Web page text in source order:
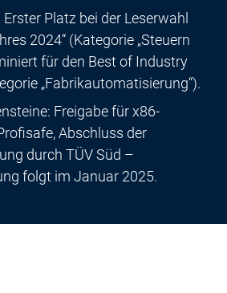
Platz bei der Leserwahl
2024“ (Kategorie „Steuern
für den Best of Industry
„Fabrikautomatisierung“).
Freigabe für x86-
Abschluss der
durch TÜV Süd –
folgt im Januar 2025.